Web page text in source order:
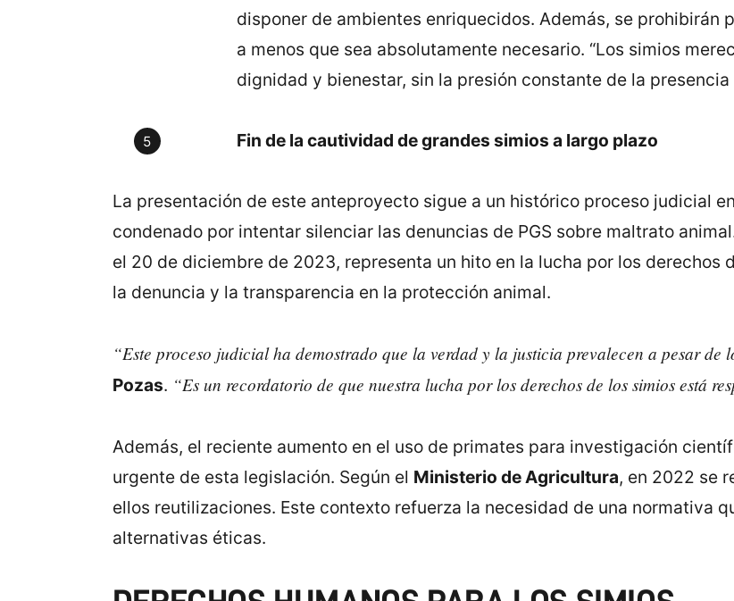
disponer de ambientes enriquecidos. Además, se prohibirán
a menos que sea absolutamente necesario. “Los simios
dignidad y bienestar, sin la presión constante de la presencia
Fin de la cautividad de grandes simios a largo plazo
La presentación de este anteproyecto sigue a un histórico proceso judicial
condenado por intentar silenciar las denuncias de PGS sobre maltrato
el 20 de diciembre de 2023, representa un hito en la lucha por los derechos
la denuncia y la transparencia en la protección animal.
“Este proceso judicial ha demostrado que la verdad y la justicia prevalecen a pesar de
Pozas. “Es un recordatorio de que nuestra lucha por los derechos de los simios está
Además, el reciente aumento en el uso de primates para investigación
urgente de esta legislación. Según el Ministerio de Agricultura, en 2022 se
ellos reutilizaciones. Este contexto refuerza la necesidad de una normativa
alternativas éticas.